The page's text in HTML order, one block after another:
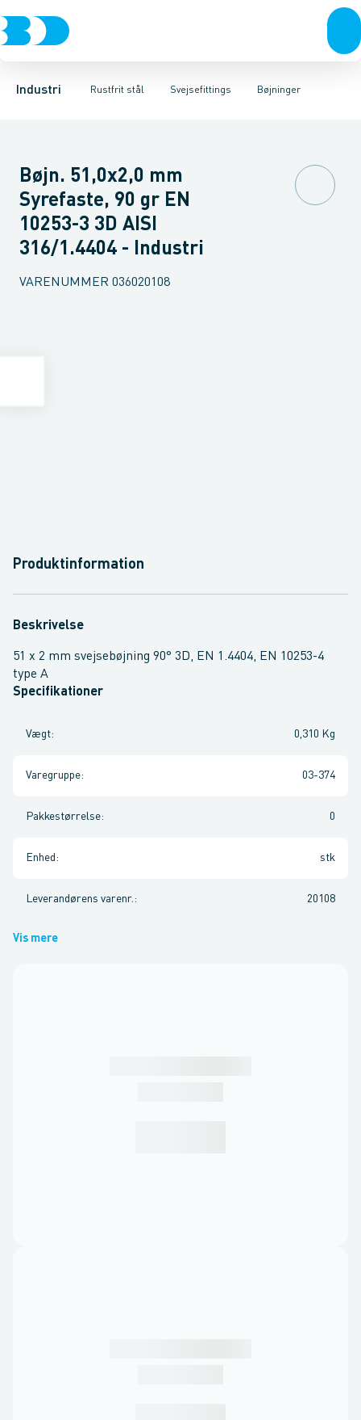
Industri Rustfrit stål
VentilerRustfrit stålSort stålGalvaniseret stålPlast
Svejsefittings
Svejsefittings ASTM svejsefittingsLevnedsmiddel fittings
Bøjninger
Bøjninger Indsv. bøjninger Koncentriske reduktioner
Bøjn. 51,0x2,0 mm
Syrefaste, 90 gr EN
10253-3 3D AISI
316/1.4404 - Industri
VARENUMMER 036020108
Produktinformation
Beskrivelse
51 x 2 mm svejsebøjning 90° 3D, EN 1.4404, EN 10253-4
type A
Specifikationer
Vægt: 0,310 Kg
Varegruppe: 03-374
Pakkestørrelse: 0
Enhed : stk
Leverandørens varenr. : 20108
Vis mere